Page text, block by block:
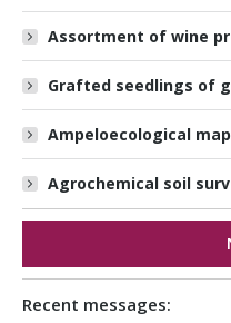
Assortment of wine
Grafted seedlings of
Ampeloecological
Agrochemical soil
Recent messages: